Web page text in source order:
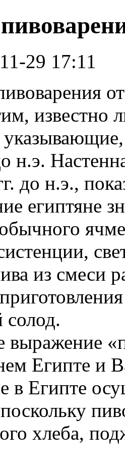
29 17:11
известно
н.э.
до н.э.,
египтяне
из смеси
выражение
Египте и
в Египте
хлеба,